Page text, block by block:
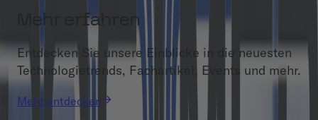
Mehr erfahren
Entdecken Sie unsere Einblicke in die neuesten
Technologietrends, Fachartikel, Events und mehr.
Mehr entdecken